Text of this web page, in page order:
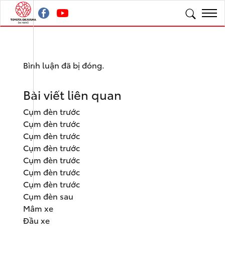
Bình luận đã bị đóng.
Bài viết liên quan
Cụm đèn trước
Cụm đèn trước
Cụm đèn trước
Cụm đèn trước
Cụm đèn trước
Cụm đèn trước
Cụm đèn trước
Cụm đèn sau
Mâm xe
Đầu xe